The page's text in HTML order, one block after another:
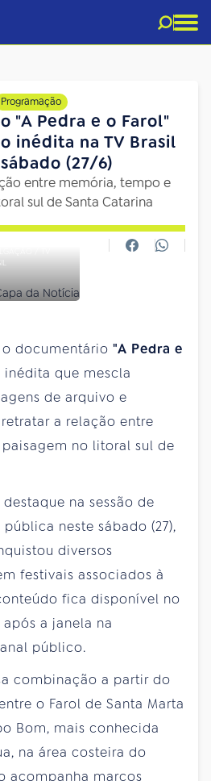
Programação
"A Pedra e o Farol"
inédita na TV Brasil
(27/6)
entre memória, tempo e
sul de Santa Catarina
documentário "A Pedra e
inédita que mescla
de arquivo e
a relação entre
no litoral sul de
na sessão de
neste sábado (27),
diversos
festivais associados à
fica disponível no
após a janela na
público.
combinação a partir do
o Farol de Santa Marta
Bom, mais conhecida
na área costeira do
acompanha marcos